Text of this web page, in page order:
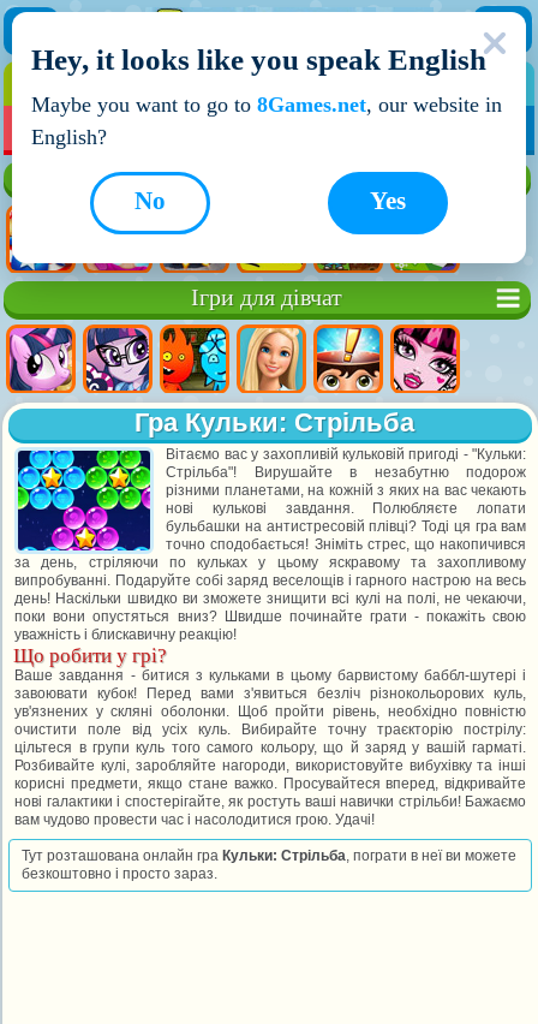
НОВІ ІГРИ
Ігри для дівчат
Гра Кульки: Стрільба
Вітаємо вас у захопливій кульковій пригоді - "Кульки:
Стрільба"! Вирушайте в незабутню подорож
різними планетами, на кожній з яких на вас чекають
нові кулькові завдання. Полюбляєте лопати
бульбашки на антистресовій плівці? Тоді ця гра вам
точно сподобається! Зніміть стрес, що накопичився
за день, стріляючи по кульках у цьому яскравому та захопливому
випробуванні. Подаруйте собі заряд веселощів і гарного настрою на весь
день! Наскільки швидко ви зможете знищити всі кулі на полі, не чекаючи,
поки вони опустяться вниз? Швидше починайте грати - покажіть свою
уважність і блискавичну реакцію!
Що робити у грі?
Ваше завдання - битися з кульками в цьому барвистому баббл-шутері і
завоювати кубок! Перед вами з'явиться безліч різнокольорових куль,
ув'язнених у скляні оболонки. Щоб пройти рівень, необхідно повністю
очистити поле від усіх куль. Вибирайте точну траєкторію пострілу:
цільтеся в групи куль того самого кольору, що й заряд у вашій гарматі.
Розбивайте кулі, заробляйте нагороди, використовуйте вибухівку та інші
корисні предмети, якщо стане важко. Просувайтеся вперед, відкривайте
нові галактики і спостерігайте, як ростуть ваші навички стрільби! Бажаємо
вам чудово провести час і насолодитися грою. Удачі!
Тут розташована онлайн гра Кульки: Стрільба, пограти в неї ви можете
безкоштовно і просто зараз.
Hey, it looks like you speak English
Maybe you want to go to 8Games.net, our website in
English?
Yes
No